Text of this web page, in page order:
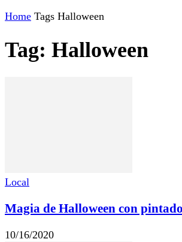
Home Tags Halloween
Tag: Halloween
Local
Magia de Halloween con
10/16/2020